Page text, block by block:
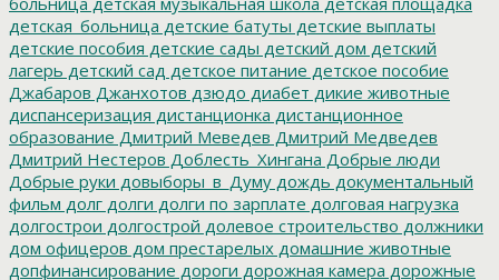
детская_больница детские батуты детские выплаты
детские пособия детские сады детский дом детский
лагерь детский сад детское питание детское пособие
Джабаров Джанхотов дзюдо диабет дикие животные
диспансеризация дистанционка дистанционное
образование Дмитрий Меведев Дмитрий Медведев
Дмитрий Нестеров Доблесть_Хингана Добрые люди
Добрые руки довыборы_в_Думу дождь документальный
фильм долг долги долги по зарплате долговая нагрузка
долгострои долгострой долевое строительство должники
дом офицеров дом престарелых домашние животные
допфинансирование дороги дорожная камера дорожные